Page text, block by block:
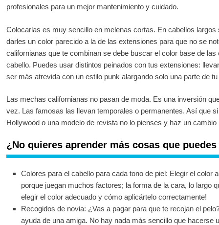
profesionales para un mejor mantenimiento y cuidado.
Colocarlas es muy sencillo en melenas cortas. En cabellos
darles un color parecido a la de las extensiones para que no se
californianas que te combinan se debe buscar el color base de
cabello. Puedes usar distintos peinados con tus extensiones:
ser más atrevida con un estilo punk alargando solo una parte de
Las mechas californianas no pasan de moda. Es una inversión
vez. Las famosas las llevan temporales o permanentes. Así que
Hollywood o una modelo de revista no lo pienses y haz un cambio
¿No quieres aprender más cosas que
Colores para el cabello para cada tono de piel: Elegir el color
porque juegan muchos factores; la forma de la cara, lo largo
elegir el color adecuado y cómo aplicártelo correctamente!
Recogidos de novia: ¿Vas a pagar para que te recojan el
ayuda de una amiga. No hay nada más sencillo que hacerse